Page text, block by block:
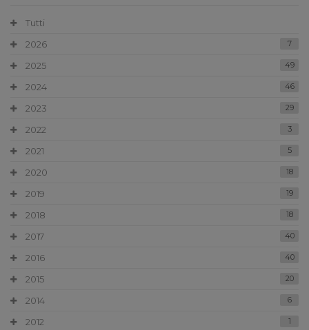
Tutti
2026
7
2025 49
2024 46
2023 29
2022 3
2021 5
2020 18
2019 19
2018 18
2017 40
2016 40
2015 20
2014 6
2012 1